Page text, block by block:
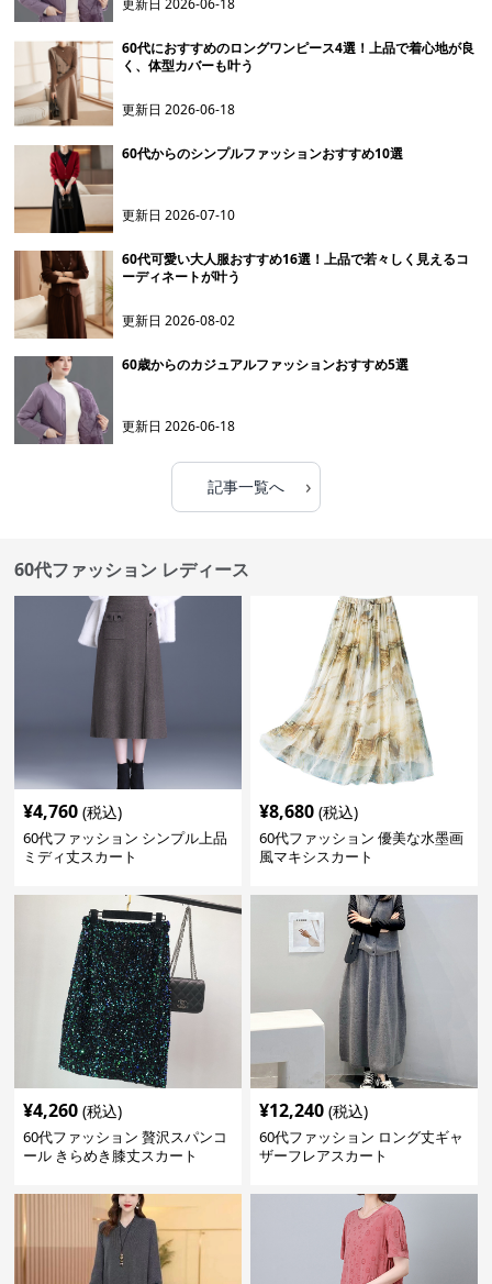
更新日2026-06-18
60代におすすめのロングワンピース4選！上品で着心地が良
く、体型カバーも叶う
更新日2026-06-18
60代からのシンプルファッションおすすめ10選
更新日2026-07-10
60代可愛い大人服おすすめ16選！上品で若々しく見えるコ
ーディネートが叶う
更新日2026-08-02
60歳からのカジュアルファッションおすすめ5選
更新日2026-06-18
記事一覧へ ›
60代ファッション レディース
¥4,760 (税込)
60代ファッション シンプル上品
ミディ丈スカート
¥8,680 (税込)
60代ファッション 優美な水墨画
風マキシスカート
¥4,260 (税込)
60代ファッション 贅沢スパンコ
ール きらめき膝丈スカート
¥12,240 (税込)
60代ファッション ロング丈ギャ
ザーフレアスカート